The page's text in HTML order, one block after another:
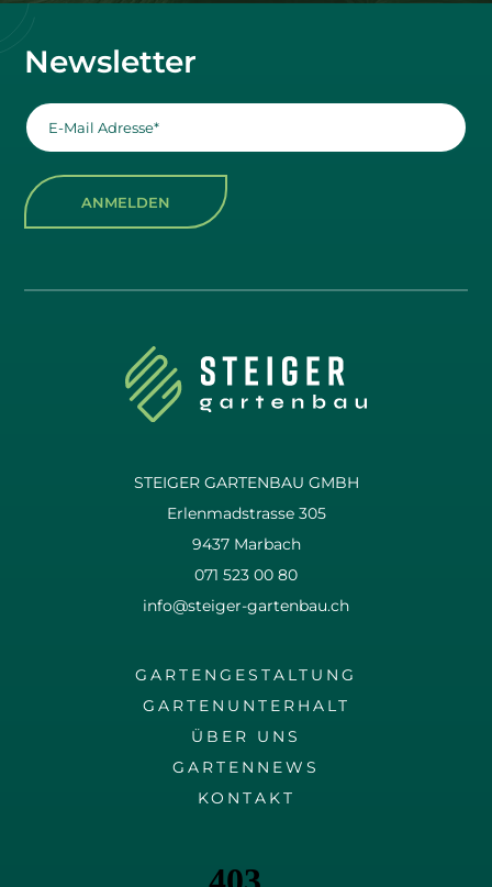
Newsletter
ANMELDEN
GARTENGESTALTUNG
GARTENUNTERHALT
ÜBER UNS
GARTENNEWS
KONTAKT
STEIGER GARTENBAU GMBH
Erlenmadstrasse 305
9437 Marbach
071 523 00 80
info@steiger-gartenbau.ch